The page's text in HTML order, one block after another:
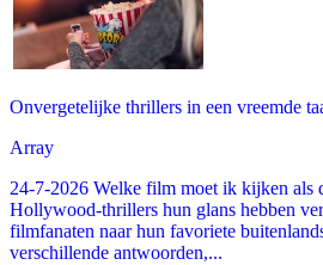
Onvergetelijke thrillers in een vreemde
Array
24-7-2026 Welke film moet ik kijken als
Hollywood-thrillers hun glans hebben
filmfanaten naar hun favoriete
verschillende antwoorden,...